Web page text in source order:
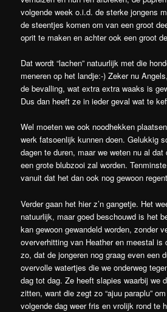
volgende week o.i.d. de sterke jongens
de steentjes komen om van een groot
oprit te maken en achter ook een groot
Dat wordt “lachen” natuurlijk met die
meneren op het landje:-) Zeker nu
de bevalling, wat extra extra waaks is
Dus dan heeft ze in ieder geval wat te
Wel moeten we ook noodhekken
werk fatsoenlijk kunnen doen. Gelukkig
dagen te duren, maar we weten nu al
een grote blubzooi zal worden.
vanuit dat het dan ook nog gewoon
Verder gaan het hier z’n gangetje. Het
natuurlijk, maar goed beschouwd is het
kan gewoon gewandeld worden, zonder
oververhitting van Heather en meestal is
zo, dat de jongeren nog graag even een
overvolle watertjes die we onderweg
dag tot dag. Ze heeft slapies waarbij we
zitten, want die zegt zo “ajuu paraplu”
volgende dag weer fris en vrolijk rond te